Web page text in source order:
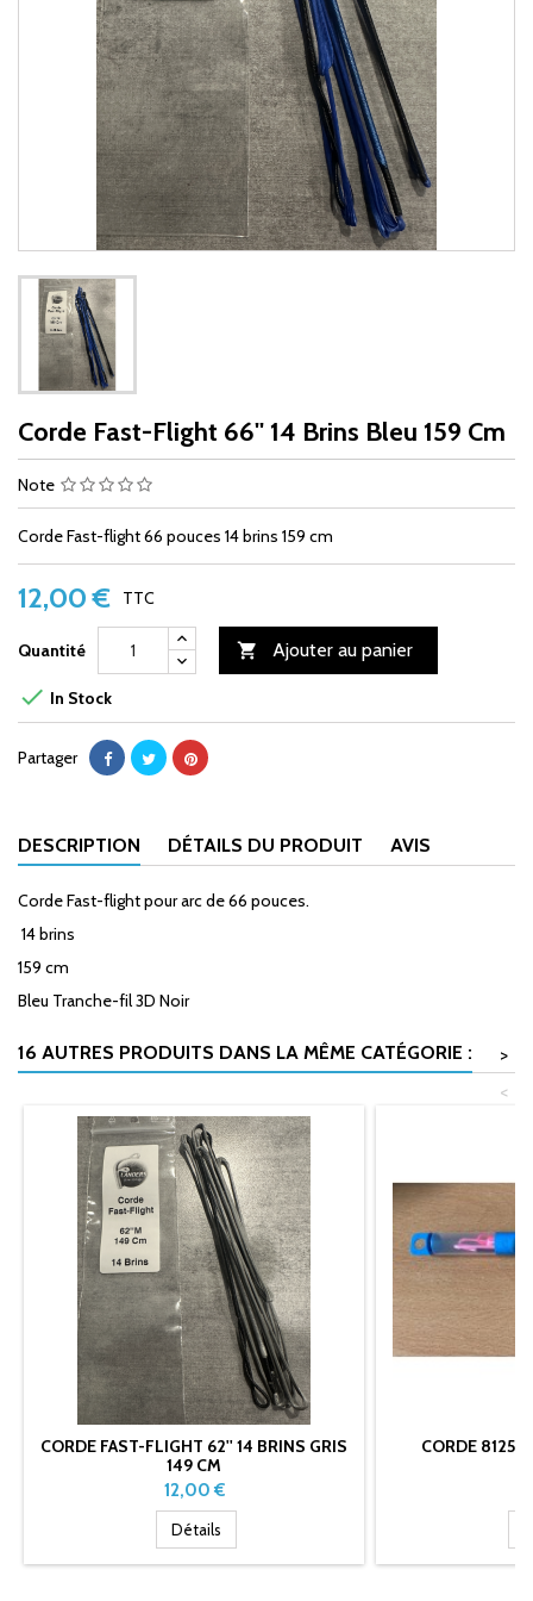
Corde Fast-Flight 66'' 14 Brins Bleu 159 Cm
Note
Corde Fast-flight 66 pouces 14 brins 159 cm
12,00 € TTC
Quantité  Ajouter au panier
 In Stock
Partager
DESCRIPTION DÉTAILS DU PRODUIT AVIS
Corde Fast-flight pour arc de 66 pouces.
14 brins
159 cm
Bleu Tranche-fil 3D Noir
16 AUTRES PRODUITS DANS LA MÊME CATÉGORIE :
>
<
CORDE FAST-FLIGHT 62'' 14 BRINS GRIS
149 CM
Prix
12,00 €
Détails
CORDE 8125